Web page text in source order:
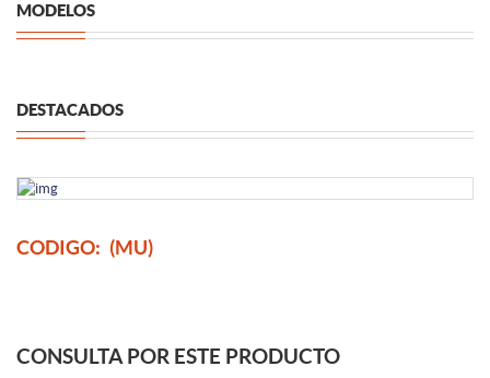
MODELOS
DESTACADOS
CODIGO: (MU)
CONSULTA POR ESTE PRODUCTO